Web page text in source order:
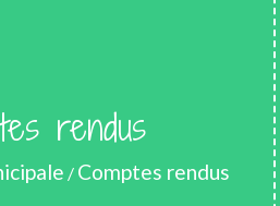
rendus
/ Comptes rendus